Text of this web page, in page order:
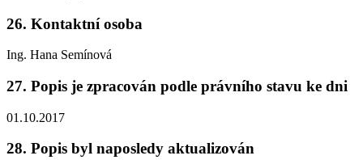
26. Kontaktní osoba
Ing. Hana Semínová
27. Popis je zpracován podle právního stavu ke dni
01.10.2017
28. Popis byl naposledy aktualizován